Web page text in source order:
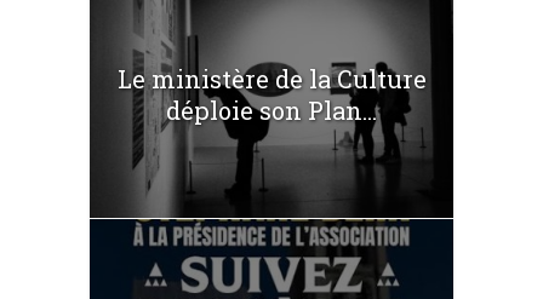
Le ministère de la Culture
déploie son Plan...